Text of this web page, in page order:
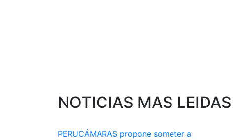
NOTICIAS MAS LEIDAS
PERUCÁMARAS propone someter a